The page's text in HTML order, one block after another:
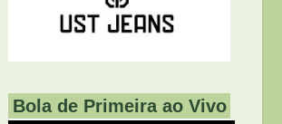
Bola de Primeira ao Vivo